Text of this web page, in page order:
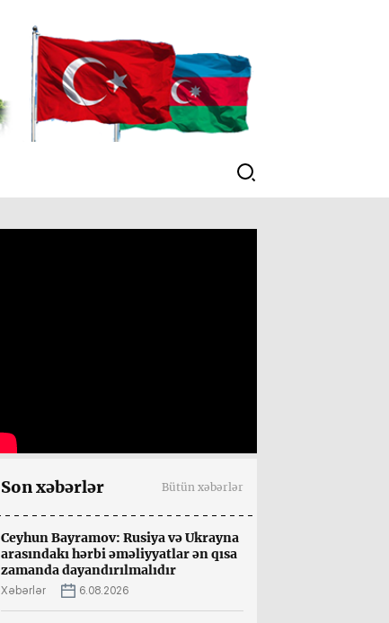
Son xəbərlər Bütün xəbərlər
Ceyhun Bayramov: Rusiya və Ukrayna
arasındakı hərbi əməliyyatlar ən qısa
zamanda dayandırılmalıdır
Xəbərlər 6.08.2026